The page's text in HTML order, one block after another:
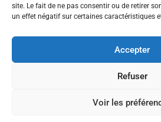
site. Le fait de ne pas consentir ou de retirer
un effet négatif sur certaines caractéristiques
Accepter
Refuser
Voir les